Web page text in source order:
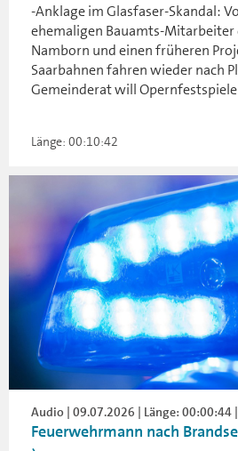
-Anklage im Glasfaser-Skandal:
ehemaligen Bauamts-Mitarbeiter
Namborn und einen früheren
Saarbahnen fahren wieder nach
Gemeinderat will Opernfestspiele
Länge: 00:10:42
Audio | 09.07.2026 | Länge: 00:00:44 |
Feuerwehrmann nach